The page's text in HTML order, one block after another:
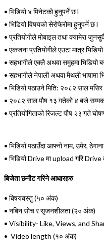
• भिडियो ४ मिनेटको हुनुपर्ने छl
• भिडियो विषयको सेरोफेरोमा हुनुपर्ने छl
• प्रतियोगीले मोबाइल तथा क्यामेरा
• एकजना प्रतियोगीले एउटा मात्र
• सहभागीले एक्लै अथवा समुहमा भिडियो
• सहभागीले नेपाली अथवा मैथली भाषामा
• भिडियो पठाउने मिति: २०८२ साल
• २०८२ साल पौष १३ गतेको ४ बजे
• प्रतियोगिताको रिजल्ट पौष २३ गते
• भिडियो पठाउँदा आफ्नो नाम, उमेर,
• भिडियोDriveमाupload गरिDrive
बिजेता छनौट गरिने आधारहरु
• बिषयबस्तु(५० अंक)
• नबिन सोच र सृजनशीलता(२० अंक)
• Visibility- Like, Views, and
• Video length (१० अंक)